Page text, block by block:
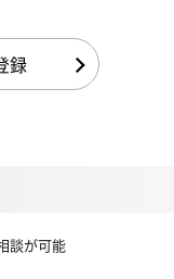
録
談が可能